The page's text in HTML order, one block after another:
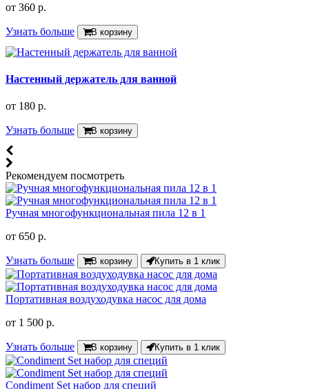
от 360 р.
Узнать больше В корзину
Настенный держатель для ванной
от 180 р.
Узнать больше В корзину
Рекомендуем посмотреть
Ручная многофункциональная пила 12 в 1
от 650 р.
Узнать больше В корзину Купить в 1 клик
Портативная воздуходувка насос для дома
от 1 500 р.
Узнать больше В корзину Купить в 1 клик
Condiment Set набор для специй